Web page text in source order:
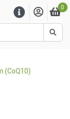
0
(CoQ10)